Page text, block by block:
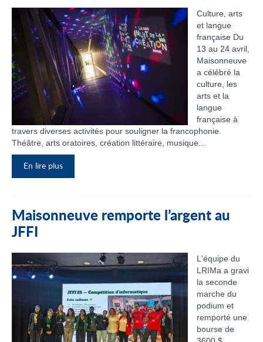
Culture, arts
et langue
française Du
13 au 24 avril,
Maisonneuve
a célébré la
culture, les
arts et la
langue
française à
travers diverses activités pour souligner la francophonie.
Théâtre, arts oratoires, création littéraire, musique...
En lire plus
Maisonneuve remporte l’argent au
JFFI
L'équipe du
LRIMa a gravi
la seconde
marche du
podium et
remporté une
bourse de